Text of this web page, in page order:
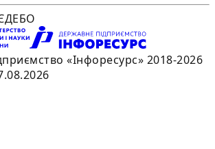
«Інфоресурс» 2018-2026